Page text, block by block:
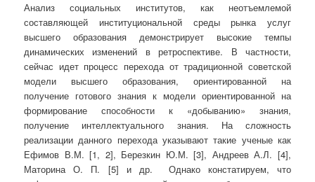
Анализ социальных институтов, как неотъемлемой
составляющей институциональной среды рынка услуг
высшего образования демонстрирует высокие темпы
динамических изменений в ретроспективе. В частности,
сейчас идет процесс перехода от традиционной советской
модели высшего образования, ориентированной на
получение готового знания к модели ориентированной на
формирование способности к «добыванию» знания,
получение интеллектуального знания. На сложность
реализации данного перехода указывают такие ученые как
Ефимов В.М. [1, 2], Березкин Ю.М. [3], Андреев А.Л. [4],
Маторина О. П. [5] и др. Однако констатируем, что